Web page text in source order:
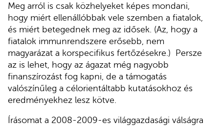
Meg arról is csak közhelyeket képes mondani,
hogy miért ellenállóbbak vele szemben a fiatalok,
és miért betegednek meg az idősek. (Az, hogy a
fiatalok immunrendszere erősebb, nem
magyarázat a korspecifikus fertőzésekre.) Persze
az is lehet, hogy az ágazat még nagyobb
finanszírozást fog kapni, de a támogatás
valószínűleg a célorientáltabb kutatásokhoz és
eredményekhez lesz kötve.
Írásomat a 2008-2009-es világgazdasági válságra